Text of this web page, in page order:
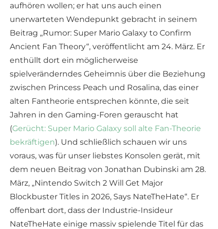
aufhören wollen; er hat uns auch einen
unerwarteten Wendepunkt gebracht in seinem
Beitrag „Rumor: Super Mario Galaxy to Confirm
Ancient Fan Theory“, veröffentlicht am 24. März. Er
enthüllt dort ein möglicherweise
spielveränderndes Geheimnis über die Beziehung
zwischen Princess Peach und Rosalina, das einer
alten Fantheorie entsprechen könnte, die seit
Jahren in den Gaming-Foren gerauscht hat
(Gerücht: Super Mario Galaxy soll alte Fan-Theorie
bekräftigen). Und schließlich schauen wir uns
voraus, was für unser liebstes Konsolen gerät, mit
dem neuen Beitrag von Jonathan Dubinski am 28.
März, „Nintendo Switch 2 Will Get Major
Blockbuster Titles in 2026, Says NateTheHate“. Er
offenbart dort, dass der Industrie-Insideur
NateTheHate einige massiv spielende Titel für das